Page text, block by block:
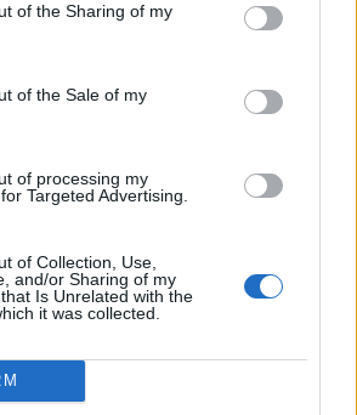
of the Sharing of my
of the Sale of my
of processing my
Targeted Advertising.
of Collection, Use,
and/or Sharing of my
Is Unrelated with the
it was collected.
Hetek óta először csökkent
üzemanyagok ára
Székelyhon
vissza a kedd esti
a csíkszeredai